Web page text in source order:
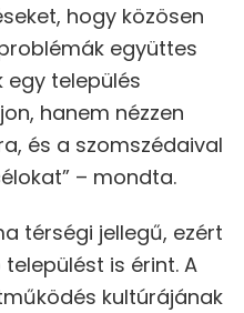
hogy közösen
együttes
egy település
hanem nézzen
és a szomszédaival
– mondta.
térségi jellegű, ezért
is érint. A
kultúrájának